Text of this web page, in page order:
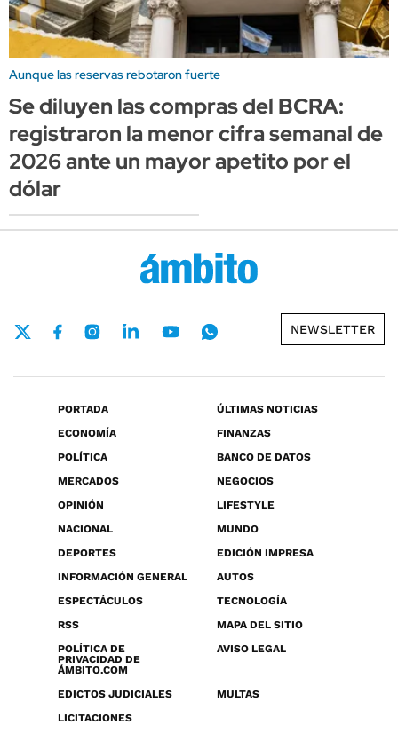
Aunque las reservas rebotaron fuerte
Se diluyen las compras del BCRA:
registraron la menor cifra semanal de
2026 ante un mayor apetito por el
dólar
NEWSLETTER
PORTADA
ÚLTIMAS NOTICIAS
ECONOMÍA
FINANZAS
POLÍTICA
BANCO DE DATOS
MERCADOS
NEGOCIOS
OPINIÓN
LIFESTYLE
NACIONAL
MUNDO
DEPORTES
EDICIÓN IMPRESA
INFORMACIÓN GENERAL
AUTOS
ESPECTÁCULOS
TECNOLOGÍA
RSS
MAPA DEL SITIO
POLÍTICA DE
PRIVACIDAD DE
ÁMBITO.COM
AVISO LEGAL
EDICTOS JUDICIALES
MULTAS
LICITACIONES